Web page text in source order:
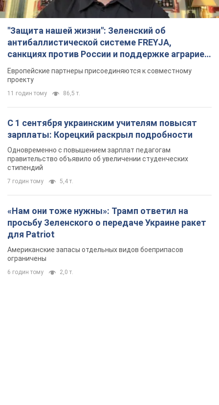
"Защита нашей жизни": Зеленский об
антибаллистической системе FREYJA,
санкциях против России и поддержке аграриев.
Видео
Европейские партнеры присоединяются к совместному
проекту
11 годин тому 86,5 т.
С 1 сентября украинским учителям повысят
зарплаты: Корецкий раскрыл подробности
Одновременно с повышением зарплат педагогам
правительство объявило об увеличении студенческих
стипендий
7 годин тому 5,4 т.
«Нам они тоже нужны»: Трамп ответил на
просьбу Зеленского о передаче Украине ракет
для Patriot
Американские запасы отдельных видов боеприпасов
ограничены
6 годин тому 2,0 т.